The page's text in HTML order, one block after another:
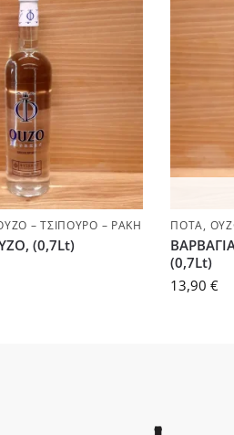
– ΤΣΊΠΟΥΡΟ – ΡΑΚΉ
(0,7Lt)
ΠΟΤΆ
(0,7Lt)
13,90€